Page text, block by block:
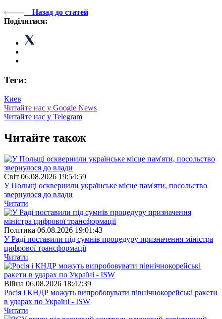
Назад до статей
Поділитися:
Теги:
Киев
Читайте нас у Google News
Читайте нас у Telegram
Читайте також
Свiт 06.08.2026 19:54:59
У Польщі осквернили українське місце пам'яти, посольство
звернулося до влади
Читати
Полiтика 06.08.2026 19:01:43
У Раді поставили під сумнів процедуру призначення міністра
цифрової трансформації
Читати
Війна 06.08.2026 18:42:39
Росія і КНДР можуть випробовувати північнокорейські ракети
в ударах по Україні - ISW
Читати